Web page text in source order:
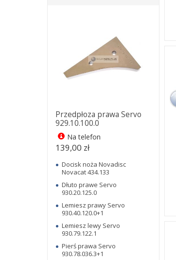
Przedpłoza prawa Servo
929.10.100.0
Na telefon
139,00 zł
Docisk noża Novadisc
Novacat 434.133
Dłuto prawe Servo
930.20.125.0
Lemiesz prawy Servo
930.40.120.0+1
Lemiesz lewy Servo
930.79.122.1
Pierś prawa Servo
930.78.036.3+1